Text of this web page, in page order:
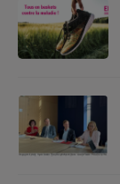
Contact
Contact
Régie